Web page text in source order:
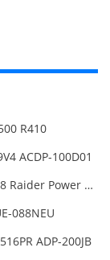
R410
ACDP-100D01
ADP-330GB_D A20-330P1A voor MSI GE68 Raider Power Supply
088NEU
ADP-200JB